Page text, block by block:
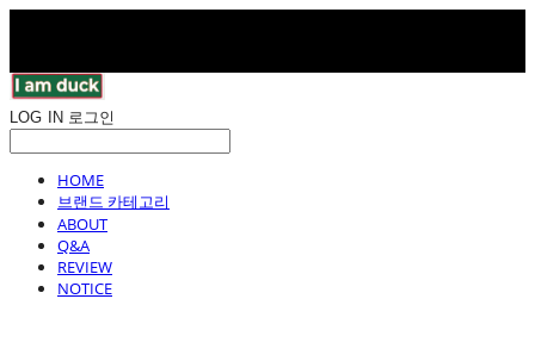
LOG IN 로그인
HOME
브랜드 카테고리
ABOUT
Q&A
REVIEW
NOTICE